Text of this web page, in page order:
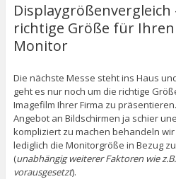
Displaygrößenvergleich
richtige Größe für
Monitor
Die nächste Messe steht ins Haus
geht es nur noch um die richtige
Imagefilm Ihrer Firma zu
Angebot an Bildschirmen ja schier
kompliziert zu machen behandeln
lediglich die Monitorgröße in Bezug
(unabhängig weiterer Faktoren wie
vorausgesetzt).